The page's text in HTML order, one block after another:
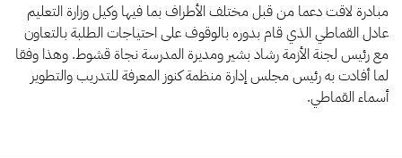
مبادرة لاقت دعما من قبل مختلف الأطراف بما فيها وكيل وزارة التعليم
عادل القماطي الذي قام بدوره بالوقوف على احتياجات الطلبة بالتعاون
مع رئيس لجنة الأزمة رشاد بشير ومديرة المدرسة نجاة قشوط. وهذا وفقا
لما أفادت به رئيس مجلس إدارة منظمة كنوز المعرفة للتدريب والتطوير
أسماء القماطي.